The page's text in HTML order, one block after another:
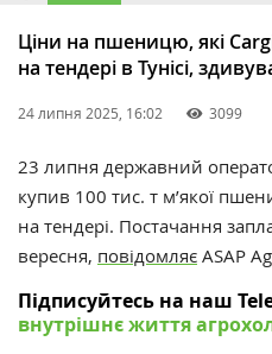
Ціни на пшеницю, які
на тендері в Тунісі,
24 липня 2025, 16:02 3099
23 липня державний
купив 100 тис. т м’якої
на тендері. Постачання
вересня, повідомляє ASAP
Підписуйтесь на наш
внутрішнє життя